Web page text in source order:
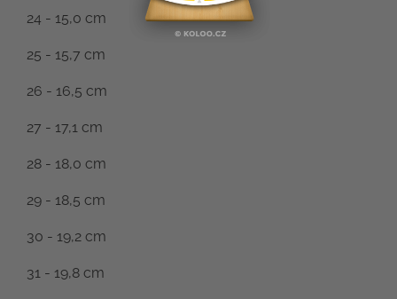
24 - 15,0 cm
25 - 15,7 cm
26 - 16,5 cm
27 - 17,1 cm
28 - 18,0 cm
29 - 18,5 cm
30 - 19,2 cm
31 - 19,8 cm